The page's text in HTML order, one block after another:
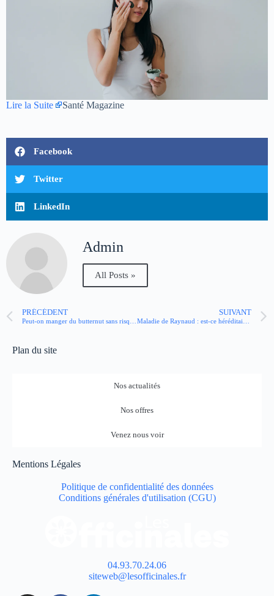
Lire la Suite Santé Magazine
Facebook
Twitter
LinkedIn
Admin
All Posts »
PRÉCÉDENT SUIVANT
Plan du site
Nos actualités
Nos offres
Venez nous voir
Mentions Légales
Politique de confidentialité des données
Conditions générales d'utilisation (CGU)
04.93.70.24.06
siteweb@lesofficinales.fr